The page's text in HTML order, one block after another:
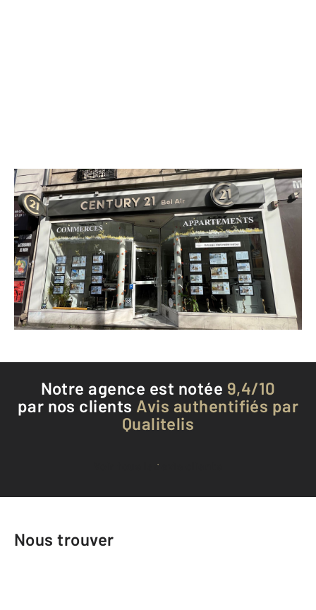
CENTURY 21 Bel Air
88 avenue du Dr Arnold Netter
PARIS - 75012
Envoyer un message
Téléphoner à l'agence
Notre agence est notée 9,4/10
par nos clients Avis authentifiés par
Qualitelis
Voir tous les avis clients
Nous trouver